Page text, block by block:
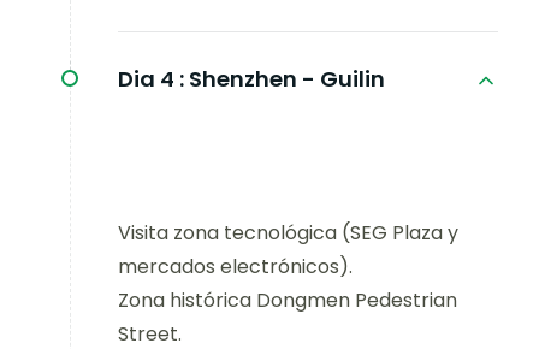
Dia 4 : Shenzhen - Guilin
Visita zona tecnológica (SEG Plaza y
mercados electrónicos).
Zona histórica Dongmen Pedestrian
Street.